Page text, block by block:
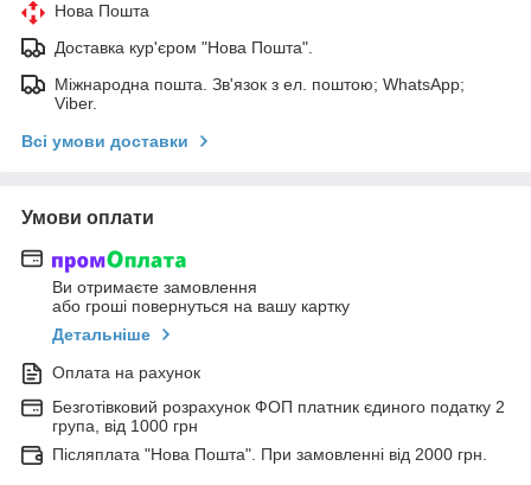
Нова Пошта
Доставка кур'єром "Нова Пошта".
Міжнародна пошта. Зв'язок з ел. поштою; WhatsApp;
Viber.
Всі умови доставки
Умови оплати
Ви отримаєте замовлення
або гроші повернуться на вашу картку
Детальніше
Оплата на рахунок
Безготівковий розрахунок ФОП платник єдиного податку 2
група, від 1000 грн
Післяплата "Нова Пошта". При замовленні від 2000 грн.